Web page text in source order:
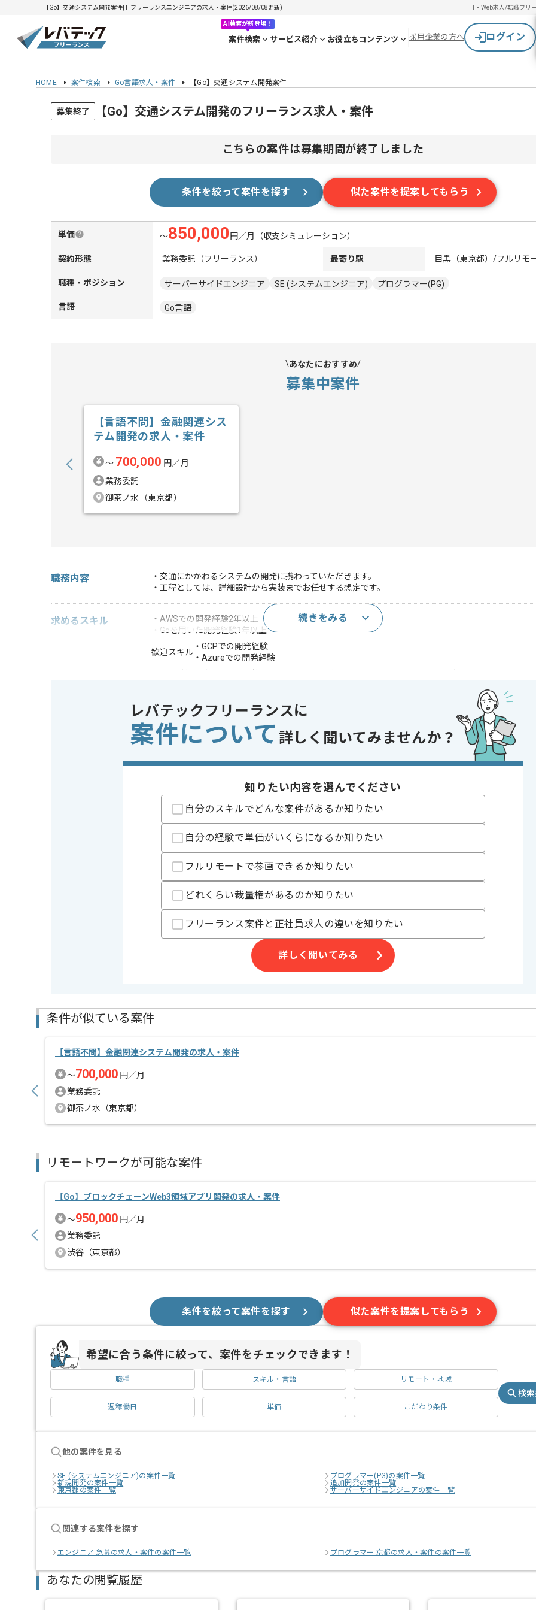
【Go】交通システム開発案件| ITフリーランスエンジニアの求人・案件(2026/08/08更新) IT・Web求人/転職フリ
AI検索が新登場！
案件検索 サービス紹介 お役立ちコンテンツ 採用企業の方へ ログイン
HOME 案件検索 Go言語求人・案件 【Go】交通システム開発案件
募集終了 【Go】交通システム開発のフリーランス求人・案件
こちらの案件は募集期間が終了しました
条件を絞って案件を探す 似た案件を提案してもらう
単価 〜850,000 円／月 （収支シミュレーション）
契約形態 業務委託（フリーランス） 最寄り駅 目黒（東京都）/フルリモ
職種・ポジション サーバーサイドエンジニア SE (システムエンジニア) プログラマー(PG)
言語 Go言語
あなたにおすすめ
募集中案件
【言語不問】金融関連シス
テム開発の求人・案件
〜 700,000 円／月
業務委託
御茶ノ水（東京都）
職務内容
・交通にかかわるシステムの開発に携わっていただきます。
・工程としては、詳細設計から実装までお任せする想定です。
求めるスキル
・AWSでの開発経験2年以上
・Goを用いた開発経験1年以上
歓迎スキル
・GCPでの開発経験
・Azureでの開発経験
この案件で扱う技術 クラウド Google Cloud Platform , Microsoft Azure , AWS
この案件のポイント 業務内容
新規開発 , 追加開発
20代活躍中 , 30代活躍中 , 長期プロジェクト , 急募 , ベンチャー企業
支払いサイト
東南アジアを中心とした、カオスな交通に悩む地域に対し、
規律ある交通を実現するためのITを提供する企業です。
フルリモートでの作業をベースに
中長期的に腰をすえての参画を希望される方にオススメの案件となります。
続きをみる
レバテックフリーランスに
案件について 詳しく聞いてみませんか？
知りたい内容を選んでください
自分のスキルでどんな案件があるか知りたい
自分の経験で単価がいくらになるか知りたい
フルリモートで参画できるか知りたい
どれくらい裁量権があるのか知りたい
フリーランス案件と正社員求人の違いを知りたい
詳しく聞いてみる
条件が似ている案件
【言語不問】金融関連システム開発の求人・案件
〜700,000 円／月
業務委託
御茶ノ水（東京都）
リモートワークが可能な案件
【Go】ブロックチェーンWeb3領域アプリ開発の求人・案件
〜950,000 円／月
業務委託
渋谷（東京都）
条件を絞って案件を探す 似た案件を提案してもらう
希望に合う条件に絞って、案件をチェックできます！
職種 スキル・言語 リモート・地域
週稼働日 単価 こだわり条件
検
他の案件を見る
SE (システムエンジニア)の案件一覧
プログラマー(PG)の案件一覧
新規開発の案件一覧
追加開発の案件一覧
東京都の案件一覧
サーバーサイドエンジニアの案件一覧
関連する案件を探す
エンジニア 急募の求人・案件の案件一覧 プログラマー 京都の求人・案件の案件一覧
あなたの閲覧履歴